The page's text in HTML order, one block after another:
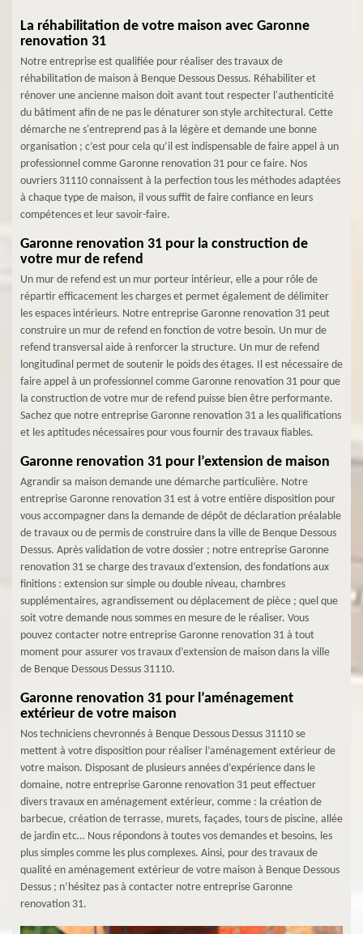
La réhabilitation de votre maison avec Garonne
renovation 31
Notre entreprise est qualifiée pour réaliser des travaux de
réhabilitation de maison à Benque Dessous Dessus. Réhabiliter et
rénover une ancienne maison doit avant tout respecter l'authenticité
du bâtiment afin de ne pas le dénaturer son style architectural. Cette
démarche ne s'entreprend pas à la légère et demande une bonne
organisation ; c’est pour cela qu’il est indispensable de faire appel à un
professionnel comme Garonne renovation 31 pour ce faire. Nos
ouvriers 31110 connaissent à la perfection tous les méthodes adaptées
à chaque type de maison, il vous suffit de faire confiance en leurs
compétences et leur savoir-faire.
Garonne renovation 31 pour la construction de
votre mur de refend
Un mur de refend est un mur porteur intérieur, elle a pour rôle de
répartir efficacement les charges et permet également de délimiter
les espaces intérieurs. Notre entreprise Garonne renovation 31 peut
construire un mur de refend en fonction de votre besoin. Un mur de
refend transversal aide à renforcer la structure. Un mur de refend
longitudinal permet de soutenir le poids des étages. Il est nécessaire de
faire appel à un professionnel comme Garonne renovation 31 pour que
la construction de votre mur de refend puisse bien être performante.
Sachez que notre entreprise Garonne renovation 31 a les qualifications
et les aptitudes nécessaires pour vous fournir des travaux fiables.
Garonne renovation 31 pour l’extension de maison
Agrandir sa maison demande une démarche particulière. Notre
entreprise Garonne renovation 31 est à votre entière disposition pour
vous accompagner dans la demande de dépôt de déclaration préalable
de travaux ou de permis de construire dans la ville de Benque Dessous
Dessus. Après validation de votre dossier ; notre entreprise Garonne
renovation 31 se charge des travaux d’extension, des fondations aux
finitions : extension sur simple ou double niveau, chambres
supplémentaires, agrandissement ou déplacement de pièce ; quel que
soit votre demande nous sommes en mesure de le réaliser. Vous
pouvez contacter notre entreprise Garonne renovation 31 à tout
moment pour assurer vos travaux d’extension de maison dans la ville
de Benque Dessous Dessus 31110.
Garonne renovation 31 pour l’aménagement
extérieur de votre maison
Nos techniciens chevronnés à Benque Dessous Dessus 31110 se
mettent à votre disposition pour réaliser l’aménagement extérieur de
votre maison. Disposant de plusieurs années d’expérience dans le
domaine, notre entreprise Garonne renovation 31 peut effectuer
divers travaux en aménagement extérieur, comme : la création de
barbecue, création de terrasse, murets, façades, tours de piscine, allée
de jardin etc… Nous répondons à toutes vos demandes et besoins, les
plus simples comme les plus complexes. Ainsi, pour des travaux de
qualité en aménagement extérieur de votre maison à Benque Dessous
Dessus ; n’hésitez pas à contacter notre entreprise Garonne
renovation 31.